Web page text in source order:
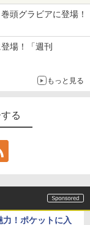
頭グラビアに登場！
場！「週刊
もっと見る
る
！ポケットに入